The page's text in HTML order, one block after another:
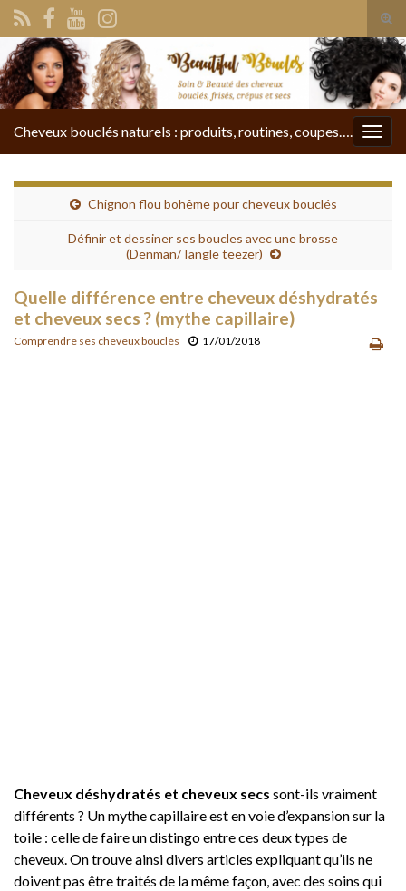
Search for:
Cheveux bouclés naturels : produits, routines, coupes….
Chignon flou bohême pour cheveux bouclés
Définir et dessiner ses boucles avec une brosse
(Denman/Tangle teezer)
Quelle différence entre cheveux déshydratés
et cheveux secs ? (mythe capillaire)
Comprendre ses cheveux bouclés 17/01/2018
Cheveux déshydratés et cheveux secs sont-ils vraiment
différents ? Un mythe capillaire est en voie d’expansion sur la
toile : celle de faire un distingo entre ces deux types de
cheveux. On trouve ainsi divers articles expliquant qu’ils ne
doivent pas être traités de la même façon, avec des soins qui